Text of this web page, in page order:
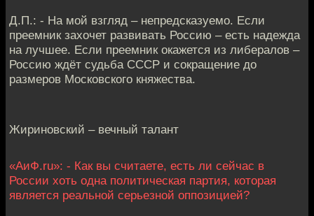
Д.П.: - На мой взгляд – непредсказуемо. Если
преемник захочет развивать Россию – есть надежда
на лучшее. Если преемник окажется из либералов –
Россию ждёт судьба СССР и сокращение до
размеров Московского княжества.
Жириновский – вечный талант
«АиФ.ru»: - Как вы считаете, есть ли сейчас в
России хоть одна политическая партия, которая
является реальной серьезной оппозицией?